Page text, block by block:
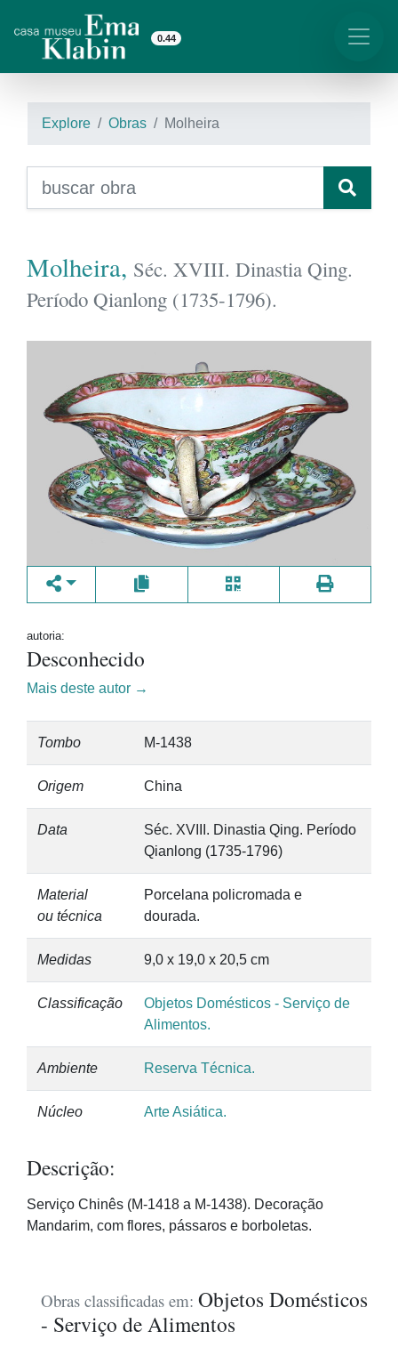
0.44
Explore Obras Molheira
Molheira, Séc. XVIII. Dinastia Qing.
Período Qianlong (1735-1796).
autoria:
Desconhecido
Mais deste autor →
Tombo M-1438
Origem China
Data
Séc. XVIII. Dinastia Qing. Período
Qianlong (1735-1796)
Material
ou técnica
Porcelana policromada e
dourada.
Medidas 9,0 x 19,0 x 20,5 cm
Classificação
Objetos Domésticos - Serviço de
Alimentos.
Ambiente Reserva Técnica.
Núcleo Arte Asiática.
Descrição:
Serviço Chinês (M-1418 a M-1438). Decoração
Mandarim, com flores, pássaros e borboletas.
Obras classificadas em: Objetos Domésticos
- Serviço de Alimentos